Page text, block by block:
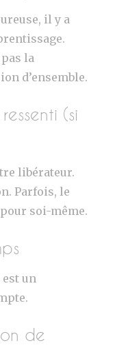
il y a
la
d’ensemble.
(si
libérateur.
Parfois, le
soi-même.
est un
de